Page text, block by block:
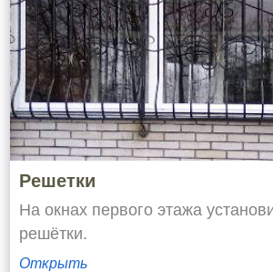
Решетки
На окнах первого этажа
решётки.
Открыть